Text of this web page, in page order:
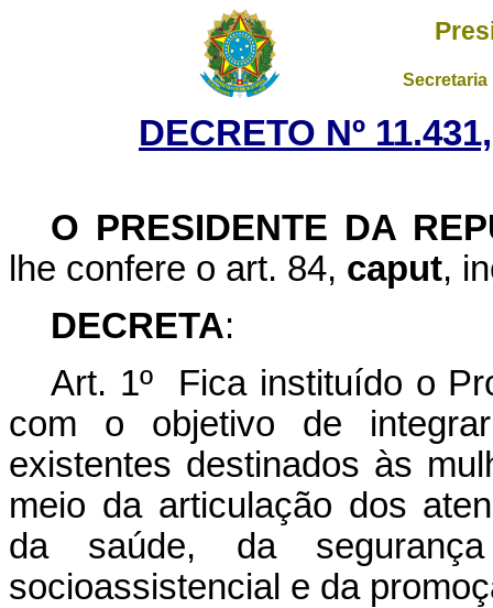
DECRETO Nº
O PRESIDENTE DA
lhe confere o art. 84, caput,
DECRETA:
Art. 1º Fica instituído o
com o objetivo de
existentes destinados às
meio da articulação dos
da saúde, da
socioassistencial e da